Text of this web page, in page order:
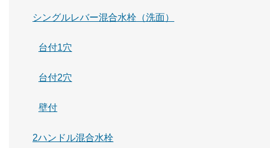
シングルレバー混合水栓（洗面）
台付1穴
台付2穴
壁付
2ハンドル混合水栓